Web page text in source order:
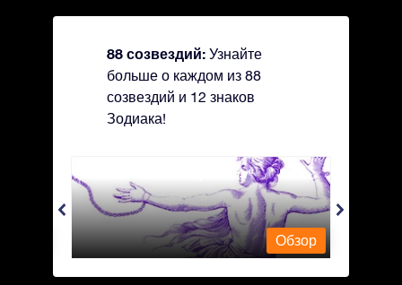
88 созвездий: Узнайте
больше о каждом из 88
созвездий и 12 знаков
Зодиака!
Andromeda - Андромеда
Обзор